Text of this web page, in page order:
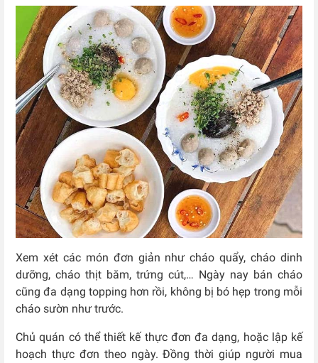
Xem xét các món đơn giản như cháo quẩy, cháo dinh
dưỡng, cháo thịt băm, trứng cút,… Ngày nay bán cháo
cũng đa dạng topping hơn rồi, không bị bó hẹp trong mỗi
cháo sườn như trước.
Chủ quán có thể thiết kế thực đơn đa dạng, hoặc lập kế
hoạch thực đơn theo ngày. Đồng thời giúp người mua